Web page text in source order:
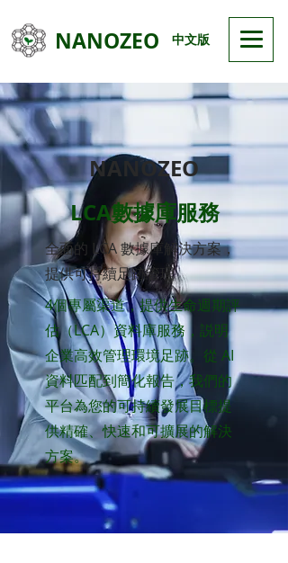
NANOZEO 中文版
NANOZEO
LCA數據庫服務
全面的 LCA 數據庫解決方案，
提供可持續足跡管理
4個專屬渠道，提供生命週期評
估（LCA）資料庫服務，説明
企業高效管理環境足跡。從 AI
資料匹配到簡化報告，我們的
平台為您的可持續發展目標提
供精確、快速和可擴展的解決
方案。